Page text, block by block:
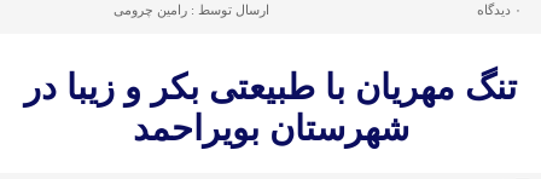
۰ دیدگاه ارسال توسط :رامین چرومی
تنگ مهریان با طبیعتی بکر و زیبا در
شهرستان بویراحمد